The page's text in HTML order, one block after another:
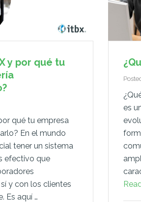
y por qué tu
qué tu empresa
En el mundo
tener un sistema
efectivo que
y con los clientes
Es aquí …
es